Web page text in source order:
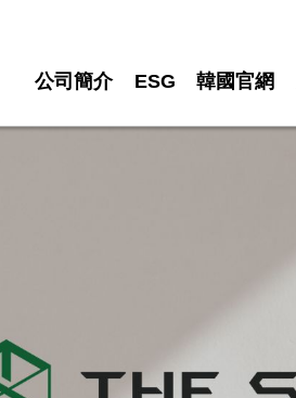
韓國官網
ESG
公司簡介